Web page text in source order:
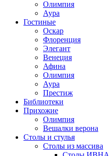
Олимпия
Аура
Гостиные
Оскар
Флоренция
Элегант
Венеция
Афина
Олимпия
Аура
Престиж
Библиотеки
Прихожие
Олимпия
Вешалки верона
Столы и стулья
Столы из массива